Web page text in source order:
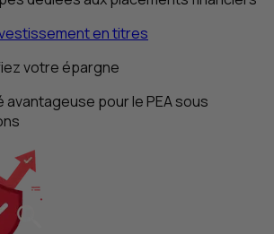
en titres
votre épargne
avantageuse pour le PEAsous